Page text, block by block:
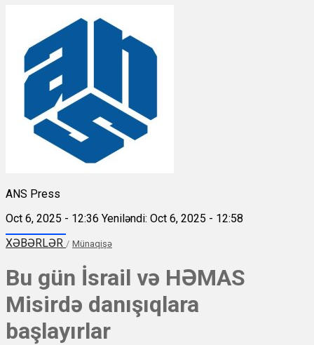
ANS Press
Oct 6, 2025 - 12:36 Yeniləndi: Oct 6, 2025 - 12:58
XƏBƏRLƏR / Münaqişə
Bu gün İsrail və HƏMAS
Misirdə danışıqlara
başlayırlar